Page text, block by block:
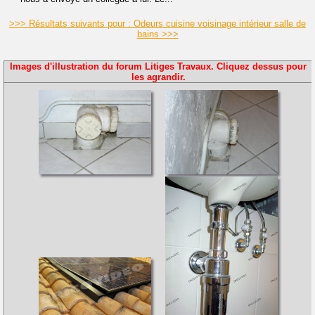
>>> Résultats suivants pour : Odeurs cuisine voisinage intérieur salle de
bains >>>
Images d'illustration du forum Litiges Travaux. Cliquez dessus pour
les agrandir.